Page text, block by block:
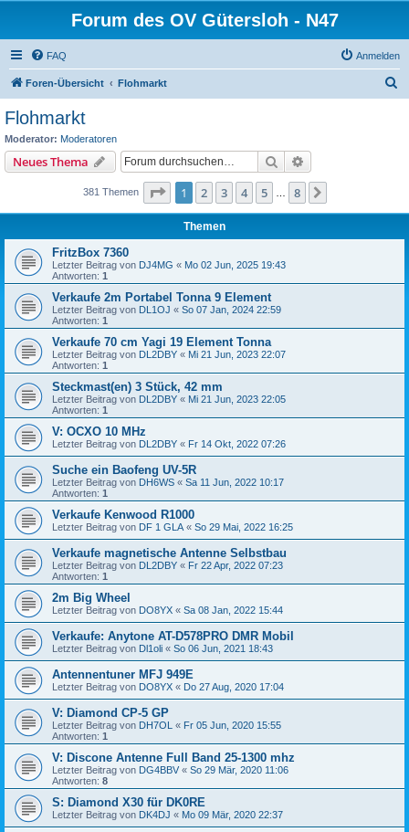
Forum des OV Gütersloh - N47
FAQ Anmelden
Foren-Übersicht Flohmarkt
Flohmarkt
Moderator: Moderatoren
Neues Thema Suche
381 Themen Seite 1von
1 2 3 4 5 8
Themen
FritzBox 7360
Letzter Beitrag von DJ4MG « Mo 02 Jun, 2025 19:43
Antworten: 1
Verkaufe 2m Portabel Tonna 9 Element
Letzter Beitrag von DL1OJ « So 07 Jan, 2024 22:59
Antworten: 1
Verkaufe 70 cm Yagi 19 Element Tonna
Letzter Beitrag von DL2DBY « Mi 21 Jun, 2023 22:07
Antworten: 1
Steckmast(en) 3 Stück, 42 mm
Letzter Beitrag von DL2DBY « Mi 21 Jun, 2023 22:05
Antworten: 1
V: OCXO 10 MHz
Letzter Beitrag von DL2DBY « Fr 14 Okt, 2022 07:26
Suche ein Baofeng UV-5R
Letzter Beitrag von DH6WS « Sa 11 Jun, 2022 10:17
Antworten: 1
Verkaufe Kenwood R1000
Letzter Beitrag von DF 1 GLA « So 29 Mai, 2022 16:25
Verkaufe magnetische Antenne Selbstbau
Letzter Beitrag von DL2DBY « Fr 22 Apr, 2022 07:23
Antworten: 1
2m Big Wheel
Letzter Beitrag von DO8YX « Sa 08 Jan, 2022 15:44
Verkaufe: Anytone AT-D578PRO DMR Mobil
Letzter Beitrag von Dl1oli « So 06 Jun, 2021 18:43
Antennentuner MFJ 949E
Letzter Beitrag von DO8YX « Do 27 Aug, 2020 17:04
V: Diamond CP-5 GP
Letzter Beitrag von DH7OL « Fr 05 Jun, 2020 15:55
Antworten: 1
V: Discone Antenne Full Band 25-1300 mhz
Letzter Beitrag von DG4BBV « So 29 Mär, 2020 11:06
Antworten: 8
S: Diamond X30 für DK0RE
Letzter Beitrag von DK4DJ « Mo 09 Mär, 2020 22:37